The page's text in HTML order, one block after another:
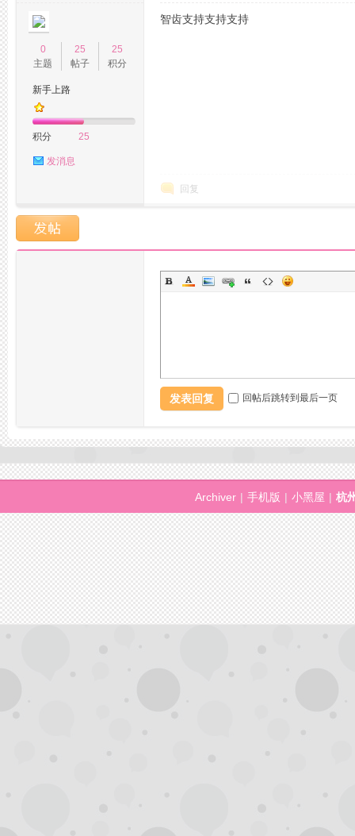
生
0
主题
25
帖子
25
积分
新手上路
积分 25
发消息
智齿支持支持支持
回复
发表回复 回帖后跳转到最后一页
Archiver | 手机版 | 小黑屋 | 杭